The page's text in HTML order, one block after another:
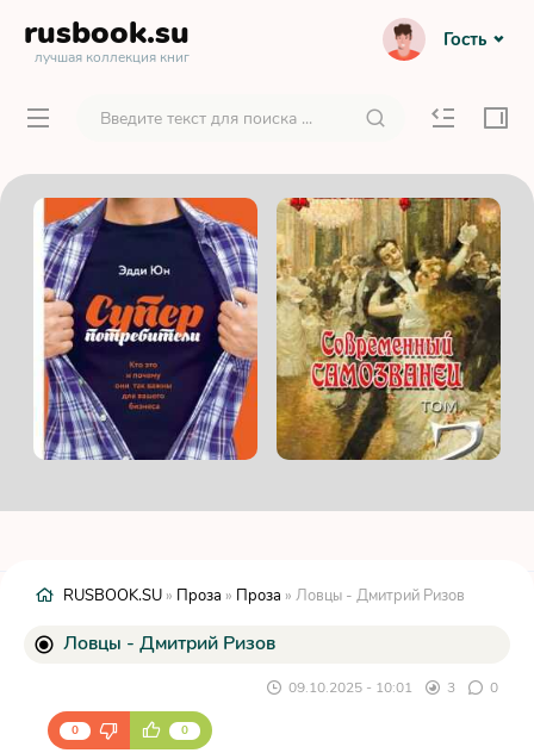
rusbook.su
лучшая коллекция книг
Гость
RUSBOOK.SU » Проза » Проза » Ловцы - Дмитрий Ризов
Ловцы - Дмитрий Ризов
09.10.2025 - 10:01 3 0
0 0